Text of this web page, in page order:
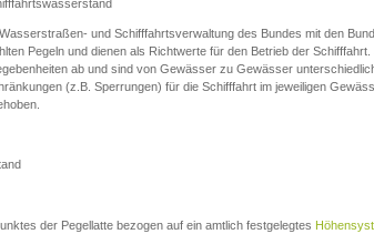
und Schifffahrtsverwaltung des Bundes mit den
Pegeln und dienen als Richtwerte für den Betrieb der
ab und sind von Gewässer zu Gewässer
(z.B. Sperrungen) für die Schifffahrt im jeweiligen
der Pegellatte bezogen auf ein amtlich festgelegtes